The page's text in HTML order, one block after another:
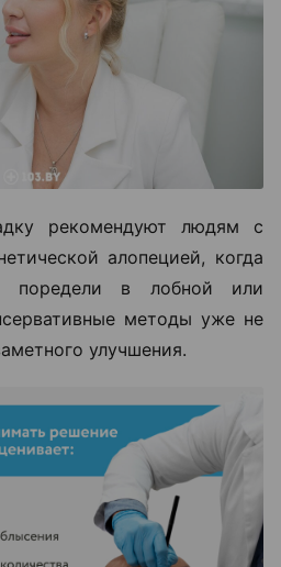
рекомендуют людям с
алопецией, когда
поредели в лобной или
методы уже не
улучшения.